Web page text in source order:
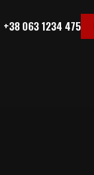
+38 063 1234 475